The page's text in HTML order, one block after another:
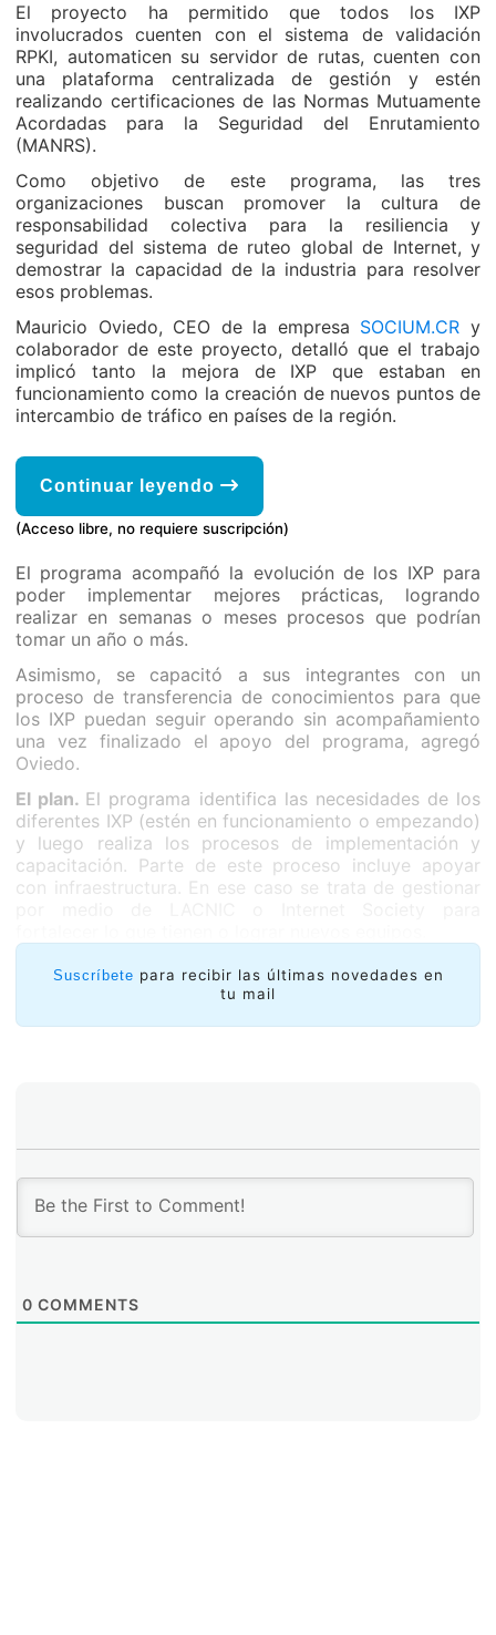
El proyecto ha permitido que todos los IXP
involucrados cuenten con el sistema de validación
RPKI, automaticen su servidor de rutas, cuenten con
una plataforma centralizada de gestión y estén
realizando certificaciones de las Normas Mutuamente
Acordadas para la Seguridad del Enrutamiento
(MANRS).
Como objetivo de este programa, las tres
organizaciones buscan promover la cultura de
responsabilidad colectiva para la resiliencia y
seguridad del sistema de ruteo global de Internet, y
demostrar la capacidad de la industria para resolver
esos problemas.
Mauricio Oviedo, CEO de la empresa SOCIUM.CR y
colaborador de este proyecto, detalló que el trabajo
implicó tanto la mejora de IXP que estaban en
funcionamiento como la creación de nuevos puntos de
intercambio de tráfico en países de la región.
Continuar leyendo
(Acceso libre, no requiere suscripción)
El programa acompañó la evolución de los IXP para
poder implementar mejores prácticas, logrando
realizar en semanas o meses procesos que podrían
tomar un año o más.
Asimismo, se capacitó a sus integrantes con un
proceso de transferencia de conocimientos para que
los IXP puedan seguir operando sin acompañamiento
una vez finalizado el apoyo del programa, agregó
Oviedo.
El plan. El programa identifica las necesidades de los
diferentes IXP (estén en funcionamiento o empezando)
y luego realiza los procesos de implementación y
capacitación. Parte de este proceso incluye apoyar
con infraestructura. En ese caso se trata de gestionar
Suscríbete para recibir las últimas novedades en
tu mail
0 COMMENTS